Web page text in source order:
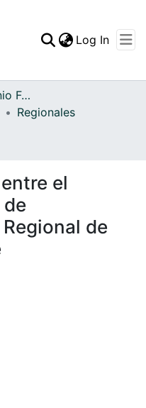
Statistics
Log In
Archivo del Patrimonio Fotográfico y Fílmico del Valle del Cauca
Regionales
el
de